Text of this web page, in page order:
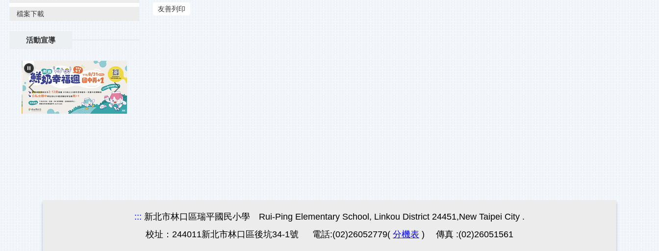
檔案下載
活動宣導
友善列印
::: 新北市林口區瑞平國民小學 Rui-Ping Elementary School, Linkou District 24451,New Taipei City .
校址：244011新北市林口區後坑34-1號 電話:(02)26052779( 分機表 ) 傳真 :(02)26051561